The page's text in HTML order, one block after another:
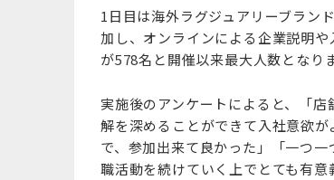
1日目は海外ラグジュアリーブラン
加し、オンラインによる企業説明
が578名と開催以来最大人数となり
実施後のアンケートによると、「
解を深めることができて入社意欲
で、参加出来て良かった」「一つ
職活動を続けていく上でとても有